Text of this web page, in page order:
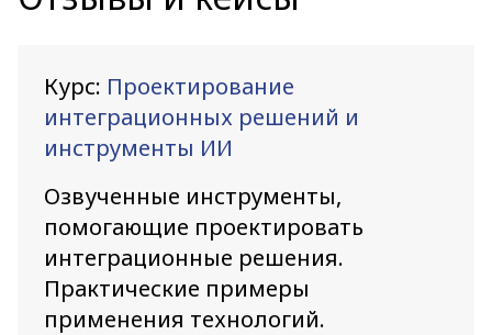
Курс: Проектирование
интеграционных решений и
инструменты ИИ
Озвученные инструменты,
помогающие проектировать
интеграционные решения.
Практические примеры
применения технологий.